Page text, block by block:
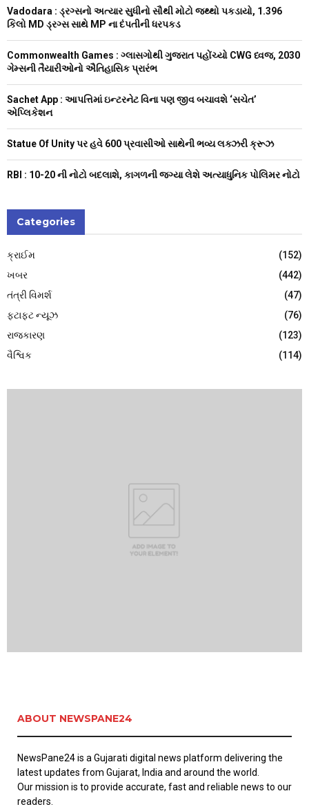
f
o
C
Vadodara : ડ્રગ્સનો અત્યાર સુધીનો સૌથી મોટો જથ્થો પકડાયો, 1.396
કિલો MD ડ્રગ્સ સાથે MP ના દંપતીની ધરપકડ
Commonwealth Games : ગ્લાસગોથી ગુજરાત પહોંચ્યો CWG ધ્વજ, 2030
ગેમ્સની તૈયારીઓનો ઐતિહાસિક પ્રારંભ
Sachet App : આપત્તિમાં ઇન્ટરનેટ વિના પણ જીવ બચાવશે ‘સચેત’
એપ્લિકેશન
Statue Of Unity પર હવે 600 પ્રવાસીઓ સાથેની ભવ્ય લક્ઝરી ક્રૂઝ
RBI : ₹10-20 ની નોટો બદલાશે, કાગળની જગ્યા લેશે અત્યાધુનિક પોલિમર નોટો
Categories
ક્રાઈમ
(152)
ખબર
(442)
તંત્રી વિમર્શ
(47)
ફટાફટ ન્યૂઝ
(76)
રાજકારણ
(123)
વૈશ્વિક
(114)
ABOUT NEWSPANE24
NewsPane24 is a Gujarati digital news platform delivering the
latest updates from Gujarat, India and around the world.
Our mission is to provide accurate, fast and reliable news to our
readers.